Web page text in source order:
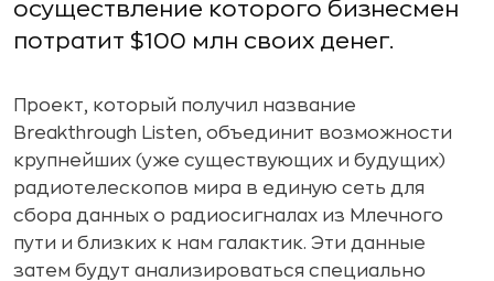
осуществление которого бизнесмен
потратит $100 млн своих денег.
Проект, который получил название
Breakthrough Listen, объединит возможности
крупнейших (уже существующих и будущих)
радиотелескопов мира в единую сеть для
сбора данных о радиосигналах из Млечного
пути и близких к нам галактик. Эти данные
затем будут анализироваться специально